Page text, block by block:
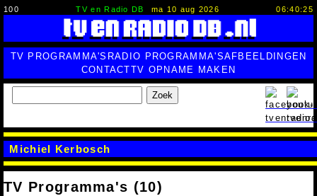
100 TV en Radio DB ma 10 aug 2026 06:40:25
TV PROGRAMMA'S RADIO PROGRAMMA'SAFBEELDINGEN
CONTACTTV OPNAME MAKEN
Zoek
Michiel Kerbosch
TV Programma's (10)